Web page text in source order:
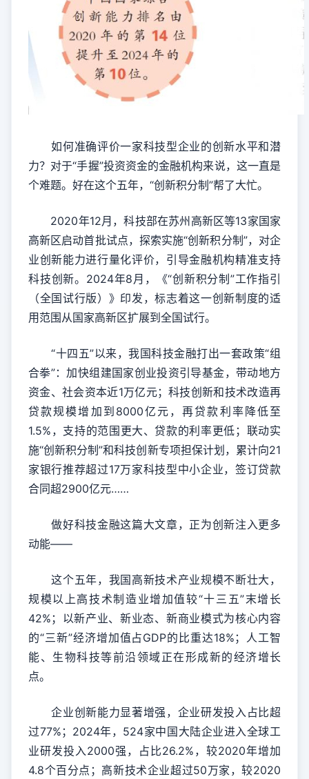
如何准确评价一家科技型企业的创新水平和潜
力？对于“手握”投资资金的金融机构来说，这一直是
个难题。好在这个五年，“创新积分制”帮了大忙。
2020年12月，科技部在苏州高新区等13家国家
高新区启动首批试点，探索实施“创新积分制”，对企
业创新能力进行量化评价，引导金融机构精准支持
科技创新。2024年8月，《“创新积分制”工作指引
（全国试行版）》印发，标志着这一创新制度的适
用范围从国家高新区扩展到全国试行。
“十四五”以来，我国科技金融打出一套政策“组
合拳”：加快组建国家创业投资引导基金，带动地方
资金、社会资本近1万亿元；科技创新和技术改造再
贷款规模增加到8000亿元，再贷款利率降低至
1.5%，支持的范围更大、贷款的利率更低；联动实
施“创新积分制”和科技创新专项担保计划，累计向21
家银行推荐超过17万家科技型中小企业，签订贷款
合同超2900亿元……
做好科技金融这篇大文章，正为创新注入更多
动能——
这个五年，我国高新技术产业规模不断壮大，
规模以上高技术制造业增加值较“十三五”末增长
42%；以新产业、新业态、新商业模式为核心内容
的“三新”经济增加值占GDP的比重达18%；人工智
能、生物科技等前沿领域正在形成新的经济增长
点。
企业创新能力显著增强，企业研发投入占比超
过77%；2024年，524家中国大陆企业进入全球工
业研发投入2000强，占比26.2%，较2020年增加
4.8个百分点；高新技术企业超过50万家，较2020